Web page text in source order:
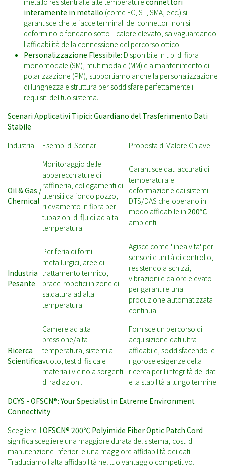
interamente in metallo (come FC, ST, SMA, ecc.) si
garantisce che le facce terminali dei connettori non si
deformino o fondano sotto il calore elevato, salvaguardando
l'affidabilità della connessione del percorso ottico.
Personalizzazione Flessibile: Disponibile in tipi di fibra
monomodale (SM), multimodale (MM) e a mantenimento di
polarizzazione (PM), supportiamo anche la personalizzazione
di lunghezza e struttura per soddisfare perfettamente i
requisiti del tuo sistema.
Scenari Applicativi Tipici: Guardiano del Trasferimento Dati
Stabile
Industria
Esempi di Scenari Proposta di Valore Chiave
Oil & Gas /
Chemical
Monitoraggio delle
apparecchiature di
raffineria, collegamenti di
utensili da fondo pozzo,
rilevamento in fibra per
tubazioni di fluidi ad alta
temperatura.
Garantisce dati accurati di
temperatura e
deformazione dai sistemi
DTS/DAS che operano in
modo affidabile in 200℃
ambienti.
Industria
Pesante
Periferia di forni
metallurgici, aree di
trattamento termico,
bracci robotici in zone di
saldatura ad alta
temperatura.
Agisce come 'linea vita' per
sensori e unità di controllo,
resistendo a schizzi,
vibrazioni e calore elevato
per garantire una
produzione automatizzata
continua.
Ricerca
Scientifica
Camere ad alta
pressione/alta
temperatura, sistemi a
vuoto, test di fisica e
materiali vicino a sorgenti
di radiazioni.
Fornisce un percorso di
acquisizione dati ultra-
affidabile, soddisfacendo le
rigorose esigenze della
ricerca per l'integrità dei dati
e la stabilità a lungo termine.
DCYS - OFSCN®: Your Specialist in Extreme Environment
Connectivity
Scegliere ilOFSCN® 200℃ Polyimide Fiber Optic Patch Cord
significa scegliere una maggiore durata del sistema, costi di
manutenzione inferiori e una maggiore affidabilità dei dati.
Traduciamo l'alta affidabilità nel tuo vantaggio competitivo.